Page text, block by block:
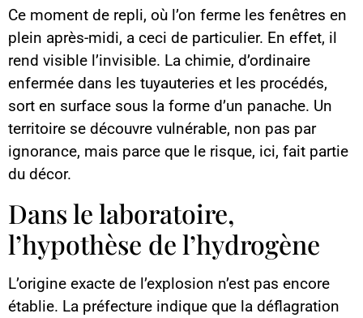
Ce moment de repli, où l’on ferme les fenêtres en
plein après-midi, a ceci de particulier. En effet, il
rend visible l’invisible. La chimie, d’ordinaire
enfermée dans les tuyauteries et les procédés,
sort en surface sous la forme d’un panache. Un
territoire se découvre vulnérable, non pas par
ignorance, mais parce que le risque, ici, fait partie
du décor.
Dans le laboratoire,
l’hypothèse de l’hydrogène
L’origine exacte de l’explosion n’est pas encore
établie. La préfecture indique que la déflagration